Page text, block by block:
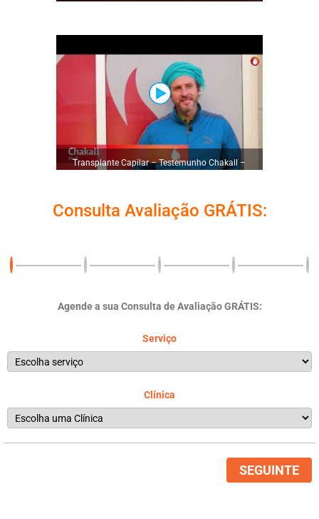
Transplante Capilar – Testemunho Chakall –
Consulta Avaliação GRÁTIS:
Agende a sua Consulta de Avaliação GRÁTIS:
Serviço
Clínica
SEGUINTE